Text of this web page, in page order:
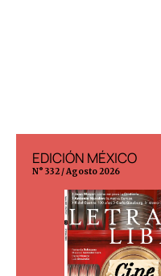
EDICIÓN MÉXICO
N° 332 / Agosto 2026